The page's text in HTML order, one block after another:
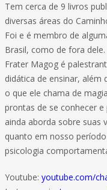
Tem cerca de 9 livros
diversas áreas do
Foi e é membro de
Brasil, como de fora dele.
Frater Magog é
didática de ensinar,
o que ele chama de
prontas de se conhecer
ainda aborda sobre suas
quanto em nosso
psicologia
Youtube: youtube.com/